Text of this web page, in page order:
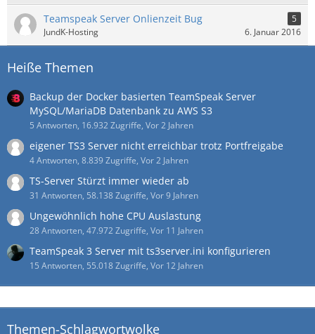
Teamspeak Server Onlienzeit Bug
5
JundK-Hosting
6. Januar 2016
Heiße Themen
Backup der Docker basierten TeamSpeak Server
MySQL/MariaDB Datenbank zu AWS S3
5 Antworten, 16.932 Zugriffe, Vor 2 Jahren
eigener TS3 Server nicht erreichbar trotz Portfreigabe
4 Antworten, 8.839 Zugriffe, Vor 2 Jahren
TS-Server Stürzt immer wieder ab
31 Antworten, 58.138 Zugriffe, Vor 9 Jahren
Ungewöhnlich hohe CPU Auslastung
28 Antworten, 47.972 Zugriffe, Vor 11 Jahren
TeamSpeak 3 Server mit ts3server.ini konfigurieren
15 Antworten, 55.018 Zugriffe, Vor 12 Jahren
Themen-Schlagwortwolke